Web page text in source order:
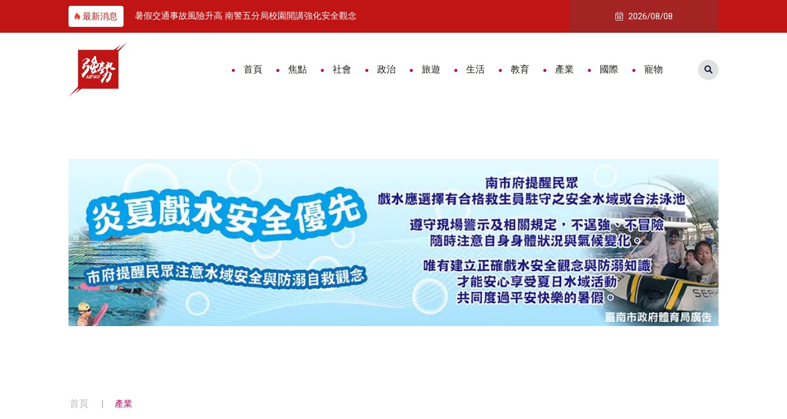
最新消息
親子旅程 攜手在地小農、走讀府城文化暑假交通事故風險升高 南警五分局校園開講強化安全觀念 南紡購物中心「夏款！約一夏」登場
2026/08/08
首頁 焦點 社會 政治 旅遊 生活 教育 產業 國際 寵物
首頁 產業